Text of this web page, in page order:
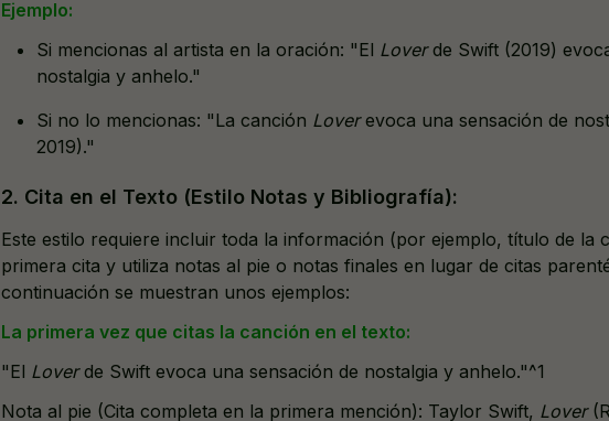
Ejemplo:
Si mencionas al artista en la oración: "El Loverde Swift (2019)
nostalgia y anhelo."
Si no lo mencionas: "La canción Loverevoca una sensación de
2019)."
2. Cita en el Texto (Estilo Notas y Bibliografía):
Este estilo requiere incluir toda la información (por ejemplo, título de la
primera cita y utiliza notas al pie o notas finales en lugar de citas
continuación se muestran unos ejemplos:
La primera vez que citas la canción en el texto:
"El Loverde Swift evoca una sensación de nostalgia y anhelo."^1
Nota al pie (Cita completa en la primera mención): Taylor Swift, Lover